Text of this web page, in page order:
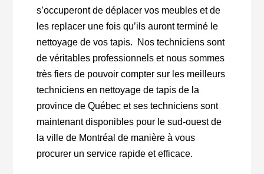
s’occuperont de déplacer vos meubles et de
les replacer une fois qu’ils auront terminé le
nettoyage de vos tapis. Nos techniciens sont
de véritables professionnels et nous sommes
très fiers de pouvoir compter sur les meilleurs
techniciens en nettoyage de tapis de la
province de Québec et ses techniciens sont
maintenant disponibles pour le sud-ouest de
la ville de Montréal de manière à vous
procurer un service rapide et efficace.